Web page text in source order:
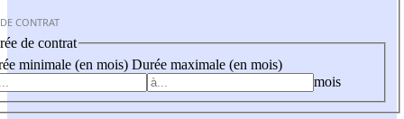
CONTRAT
de contrat
minimale (en mois) Durée maximale (en mois)
mois